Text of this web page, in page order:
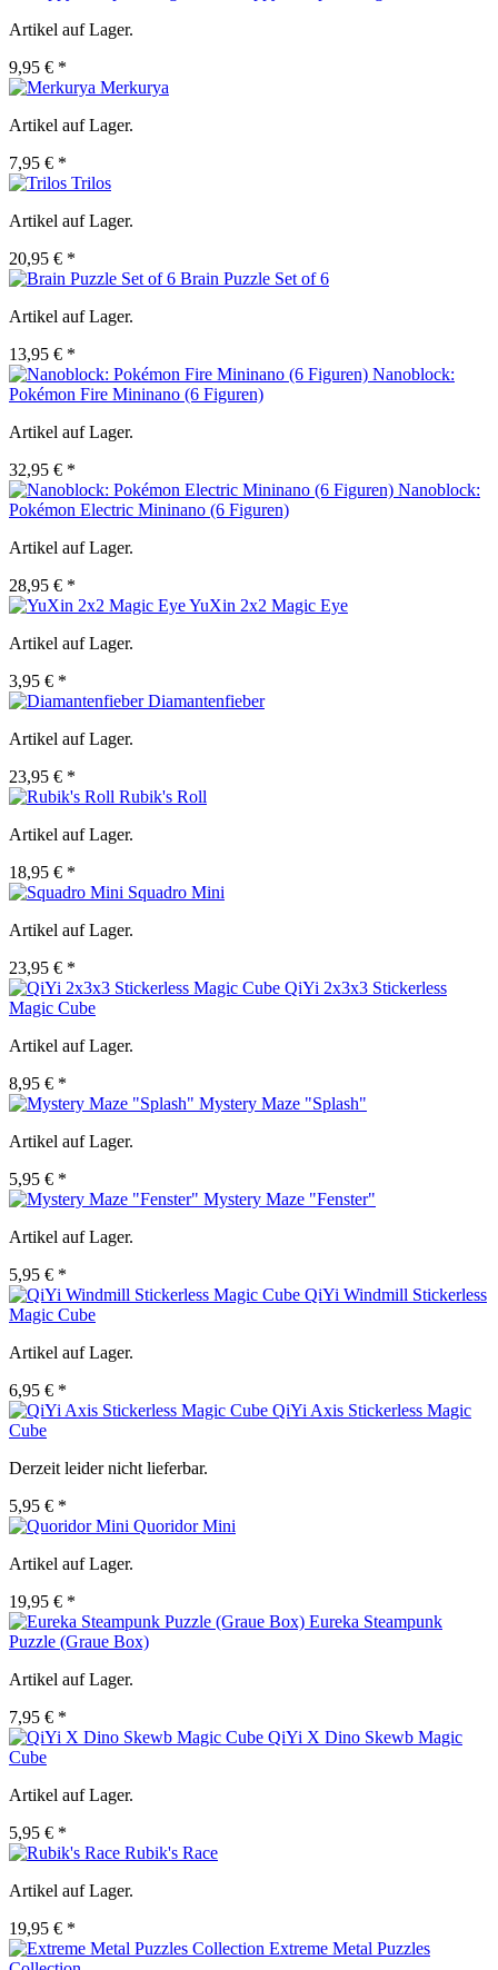
Artikel auf Lager.
9,95 € *
Merkurya
Artikel auf Lager.
7,95 € *
Trilos
Artikel auf Lager.
20,95 € *
Brain Puzzle Set of 6
Artikel auf Lager.
13,95 € *
Nanoblock:
Pokémon Fire Mininano (6 Figuren)
Artikel auf Lager.
32,95 € *
Nanoblock:
Pokémon Electric Mininano (6 Figuren)
Artikel auf Lager.
28,95 € *
YuXin 2x2 Magic Eye
Artikel auf Lager.
3,95 € *
Diamantenfieber
Artikel auf Lager.
23,95 € *
Rubik's Roll
Artikel auf Lager.
18,95 € *
Squadro Mini
Artikel auf Lager.
23,95 € *
QiYi 2x3x3 Stickerless
Magic Cube
Artikel auf Lager.
8,95 € *
Mystery Maze "Splash"
Artikel auf Lager.
5,95 € *
Mystery Maze "Fenster"
Artikel auf Lager.
5,95 € *
QiYi Windmill Stickerless
Magic Cube
Artikel auf Lager.
6,95 € *
QiYi Axis Stickerless Magic
Cube
Derzeit leider nicht lieferbar.
5,95 € *
Quoridor Mini
Artikel auf Lager.
19,95 € *
Eureka Steampunk
Puzzle (Graue Box)
Artikel auf Lager.
7,95 € *
QiYi X Dino Skewb Magic
Cube
Artikel auf Lager.
5,95 € *
Rubik's Race
Artikel auf Lager.
19,95 € *
Extreme Metal Puzzles